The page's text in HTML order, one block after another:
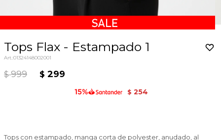
Tops Flax - Estampado 1
01324148002001
$ 999 $ 299
$ 254
Tops con estampado, manga corta de polyester, anudado, al